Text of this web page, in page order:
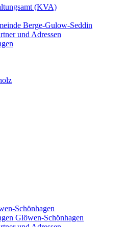
(KVA)
Berge-Gulow-Seddin
und Adressen
Schönhagen
Glöwen-Schönhagen